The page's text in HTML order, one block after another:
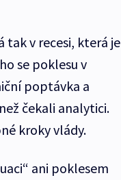
tak v recesi, která je
se poklesu v
poptávka a
čekali analytici.
kroky vlády.
ani poklesem